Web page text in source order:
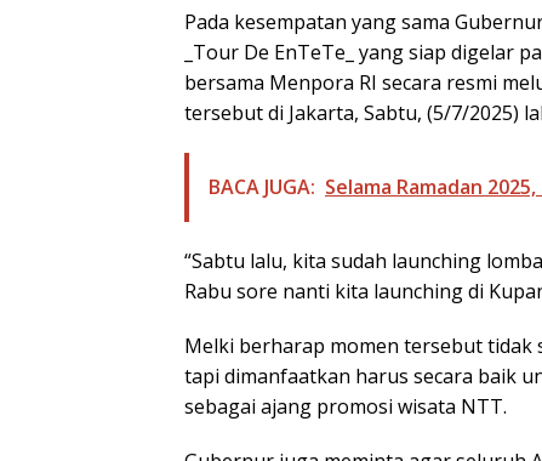
Pada kesempatan yang sama
_Tour De EnTeTe_ yang siap digelar
bersama Menpora RI secara resmi
tersebut di Jakarta, Sabtu, (5/7/2025)
BACA JUGA: Selama Ramadan
“Sabtu lalu, kita sudah launching
Rabu sore nanti kita launching di
Melki berharap momen tersebut tidak
tapi dimanfaatkan harus secara baik
sebagai ajang promosi wisata NTT.